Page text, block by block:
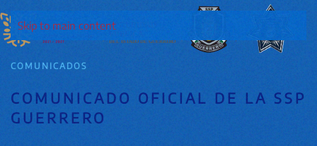
Skip to main content
COMUNICADOS
COMUNICADO OFICIAL DE LA SSP
GUERRERO